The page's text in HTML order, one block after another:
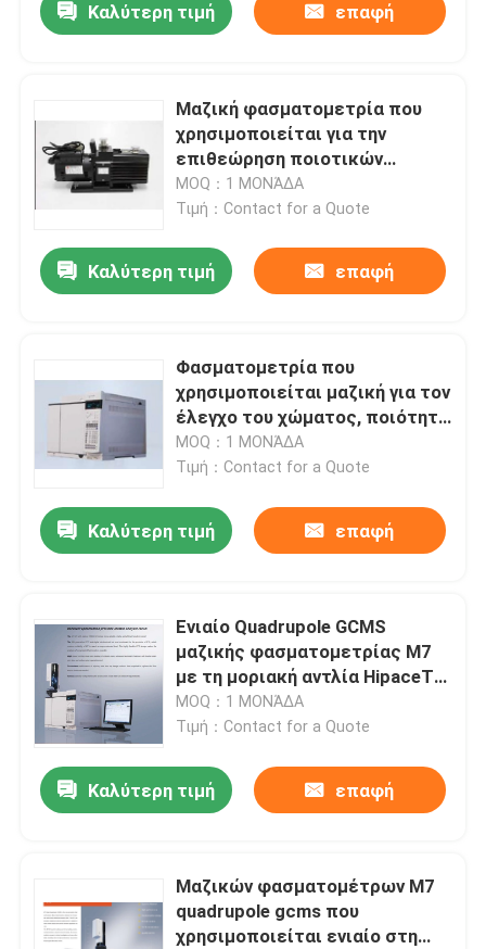
Καλύτερη τιμή επαφή
Μαζική φασματομετρία που
χρησιμοποιείται για την
επιθεώρηση ποιοτικών
επιθεώρησης, εισαγωγών και
εξαγωγής
MOQ：1 ΜΟΝΆΔΑ
Τιμή：Contact for a Quote
Καλύτερη τιμή επαφή
Φασματομετρία που
χρησιμοποιείται μαζική για τον
έλεγχο του χώματος, ποιότητα
νερού
MOQ：1 ΜΟΝΆΔΑ
Τιμή：Contact for a Quote
Καλύτερη τιμή επαφή
Ενιαίο Quadrupole GCMS
μαζικής φασματομετρίας M7
με τη μοριακή αντλία HipaceTM
80/HipaceTM 300
MOQ：1 ΜΟΝΆΔΑ
Τιμή：Contact for a Quote
Καλύτερη τιμή επαφή
Μαζικών φασματομέτρων M7
quadrupole gcms που
χρησιμοποιείται ενιαίο στη